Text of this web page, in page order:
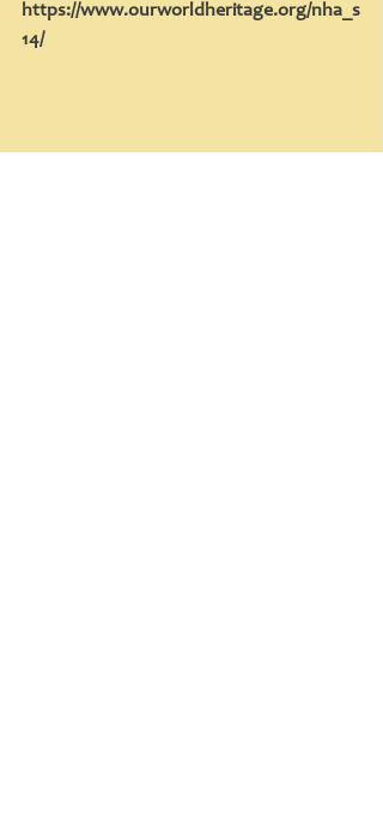
https://www.ourworldheritage.org/nha_s
14/